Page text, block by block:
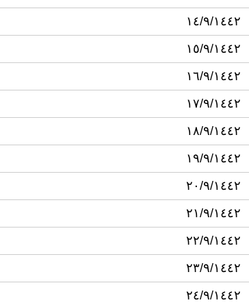
١٤/٩/١٤٤٢
١٥/٩/١٤٤٢
١٦/٩/١٤٤٢
١٧/٩/١٤٤٢
١٨/٩/١٤٤٢
١٩/٩/١٤٤٢
٢٠/٩/١٤٤٢
٢١/٩/١٤٤٢
٢٢/٩/١٤٤٢
٢٣/٩/١٤٤٢
٢٤/٩/١٤٤٢